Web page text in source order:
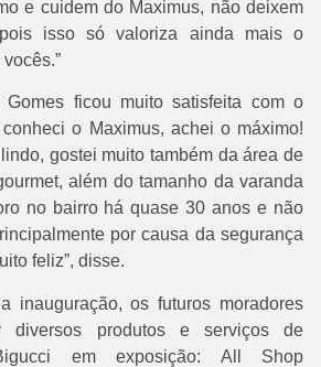
e cuidem do Maximus, não deixem
isso só valoriza ainda mais o
Gomes ficou muito satisfeita com o
conheci o Maximus, achei o máximo!
gostei muito também da área de
além do tamanho da varanda
no bairro há quase 30 anos e não
por causa da segurança
feliz”, disse.
inauguração, os futuros moradores
diversos produtos e serviços de
em exposição: All Shop